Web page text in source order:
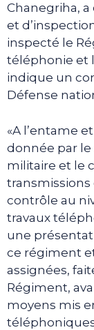
Chanegriha,
et
inspecté le
téléphonie et
indique un
Défense
«A l’entame
donnée par le
militaire et le
contrôle au
travaux
une
ce régiment
assignées,
Régiment,
moyens mis